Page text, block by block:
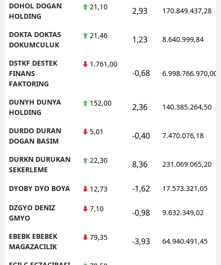
DOHOL DOGAN
HOLDING
21,10 2,93 170.849.437,28
DOKTA DOKTAS
DOKUMCULUK
21,46 1,23 8.640.999,84
DSTKF DESTEK
FINANS
FAKTORING
1.761,00
-0,68 6.998.766.970,00
DUNYH DUNYA
HOLDING
152,00 2,36 140.385.264,50
DURDO DURAN
DOGAN BASIM
5,01 -0,40 7.470.076,18
DURKN DURUKAN
SEKERLEME
22,30 8,36 231.069.065,20
DYOBY DYO BOYA 12,73 -1,62 17.573.321,05
DZGYO DENIZ
GMYO
7,10 -0,98 9.632.349,02
EBEBK EBEBEK
MAGAZACILIK
79,35 -3,93 64.940.491,45